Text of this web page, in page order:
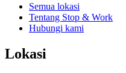
Semua lokasi
Tentang Stop & Work
Hubungi kami
Lokasi